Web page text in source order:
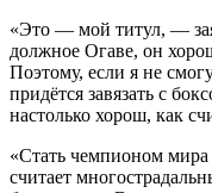
«Это — мой титул, —
должное Огаве, он
Поэтому, если я не
придётся завязать с
настолько хорош, как
«Стать чемпионом
считает